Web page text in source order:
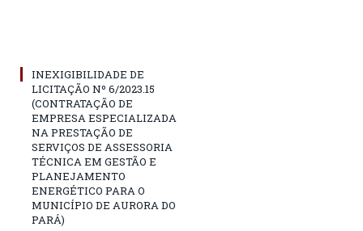
INEXIGIBILIDADE DE
LICITAÇÃO Nº 6/2023.15
(CONTRATAÇÃO DE
EMPRESA ESPECIALIZADA
NA PRESTAÇÃO DE
SERVIÇOS DE ASSESSORIA
TÉCNICA EM GESTÃO E
PLANEJAMENTO
ENERGÉTICO PARA O
MUNICÍPIO DE AURORA DO
PARÁ)